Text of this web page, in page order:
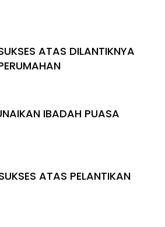
ATAS DILANTIKNYA
IBADAH PUASA
ATAS PELANTIKAN